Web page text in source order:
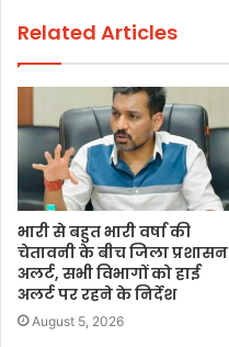
Related Articles
भारी से बहुत भारी वर्षा की
चेतावनी के बीच जिला प्रशासन
अलर्ट, सभी विभागों को हाई
अलर्ट पर रहने के निर्देश
August 5, 2026